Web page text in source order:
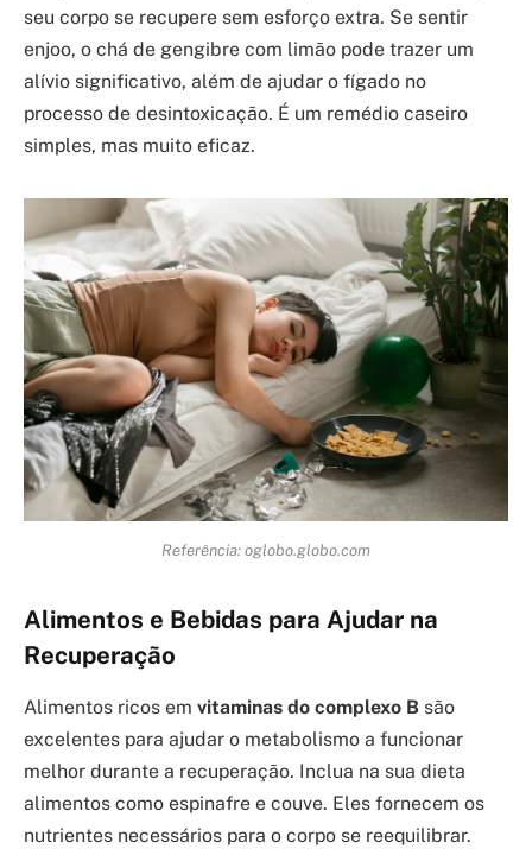
seu corpo se recupere sem esforço extra. Se sentir
enjoo, o chá de gengibre com limão pode trazer um
alívio significativo, além de ajudar o fígado no
processo de desintoxicação. É um remédio caseiro
simples, mas muito eficaz.
Referência: oglobo.globo.com
Alimentos e Bebidas para Ajudar na
Recuperação
Alimentos ricos em vitaminas do complexo B são
excelentes para ajudar o metabolismo a funcionar
melhor durante a recuperação. Inclua na sua dieta
alimentos como espinafre e couve. Eles fornecem os
nutrientes necessários para o corpo se reequilibrar.